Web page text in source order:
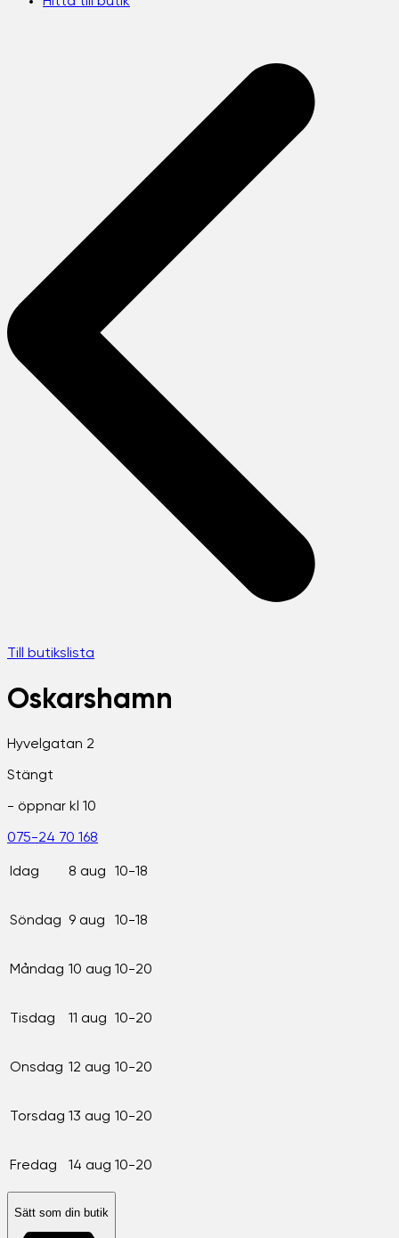
Till butikslista
Oskarshamn
Hyvelgatan 2
Stängt
- öppnar kl 10
075-24 70 168
Idag 8 aug 10-18
Söndag 9 aug 10-18
Måndag 10 aug 10-20
Tisdag 11 aug 10-20
Onsdag 12 aug 10-20
Torsdag 13 aug 10-20
Fredag 14 aug 10-20
Sätt som din butik